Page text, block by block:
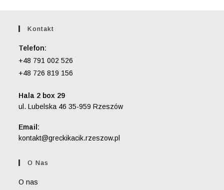
Kontakt
Telefon:
+48 791 002 526
+48 726 819 156
Hala 2 box 29
ul. Lubelska 46 35-959 Rzeszów
Email:
kontakt@greckikacik.rzeszow.pl
O Nas
O nas